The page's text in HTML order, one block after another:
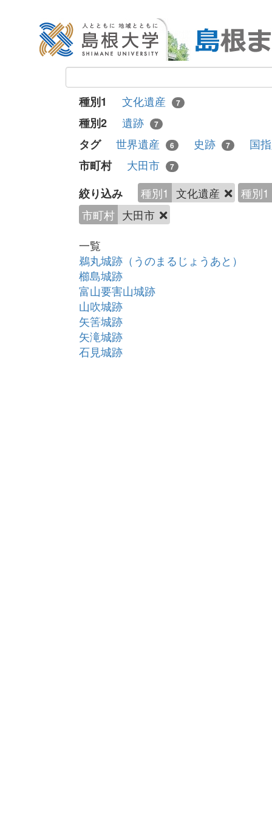
種別1 文化遺産 7
種別2 遺跡 7
タグ 世界遺産 6 史跡 7
国
市町村
大田市 7
絞り込み 種別1 文化遺産
種別1
市町村 大田市
一覧
鵜丸城跡（うのまるじょうあと）
櫛島城跡
富山要害山城跡
山吹城跡
矢筈城跡
矢滝城跡
石見城跡